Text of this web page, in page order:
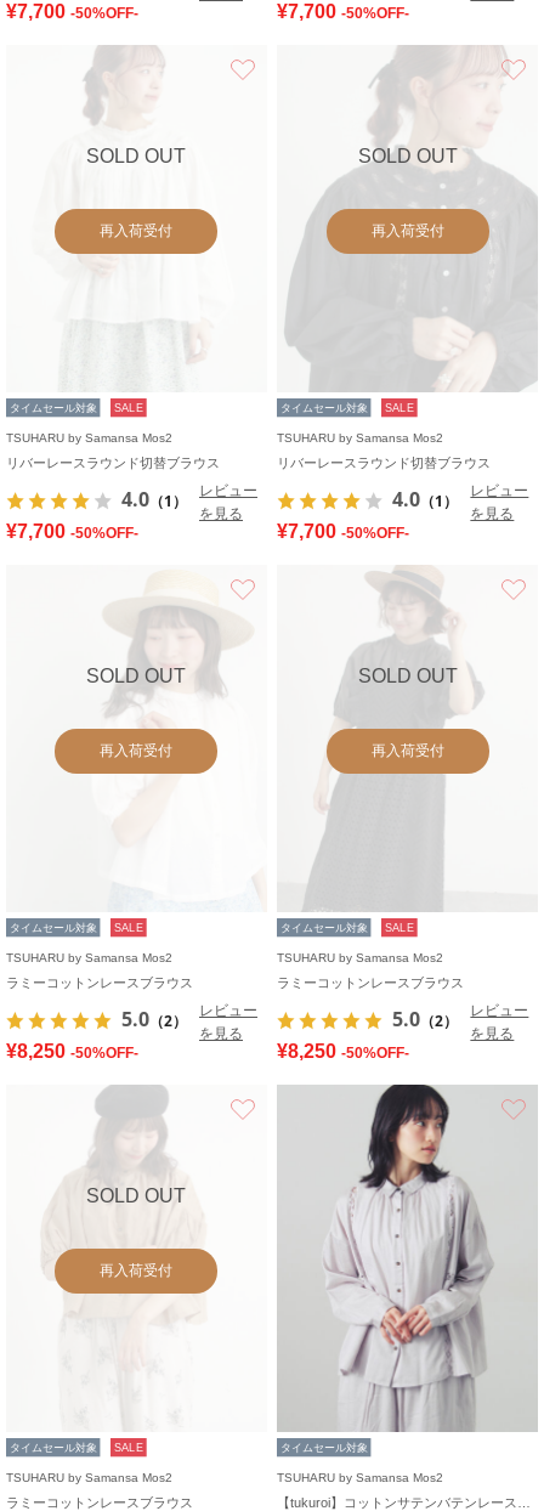
¥7,700 -50%OFF-
¥7,700 -50%OFF-
SOLD OUT
再入荷受付
タイムセール対象 SALE
TSUHARU by Samansa Mos2
リバーレースラウンド切替ブラウス
4.0 （1）
レビュー
を見る
¥7,700 -50%OFF-
SOLD OUT
再入荷受付
タイムセール対象 SALE
TSUHARU by Samansa Mos2
リバーレースラウンド切替ブラウス
4.0 （1）
レビュー
を見る
¥7,700 -50%OFF-
SOLD OUT
再入荷受付
タイムセール対象 SALE
TSUHARU by Samansa Mos2
ラミーコットンレースブラウス
5.0 （2）
レビュー
を見る
¥8,250 -50%OFF-
SOLD OUT
再入荷受付
タイムセール対象 SALE
TSUHARU by Samansa Mos2
ラミーコットンレースブラウス
5.0 （2）
レビュー
を見る
¥8,250 -50%OFF-
SOLD OUT
再入荷受付
タイムセール対象 SALE
TSUHARU by Samansa Mos2
ラミーコットンレースブラウス
タイムセール対象
TSUHARU by Samansa Mos2